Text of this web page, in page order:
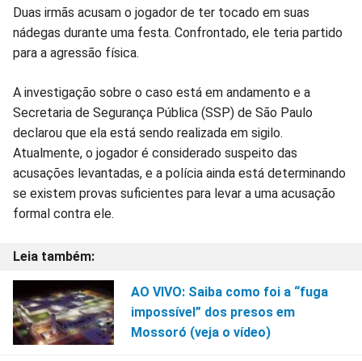
Duas irmãs acusam o jogador de ter tocado em suas
nádegas durante uma festa. Confrontado, ele teria partido
para a agressão física.
A investigação sobre o caso está em andamento e a
Secretaria de Segurança Pública (SSP) de São Paulo
declarou que ela está sendo realizada em sigilo.
Atualmente, o jogador é considerado suspeito das
acusações levantadas, e a polícia ainda está determinando
se existem provas suficientes para levar a uma acusação
formal contra ele.
AO VIVO: Saiba como foi a “fuga
impossível” dos presos em
Mossoró (veja o vídeo)